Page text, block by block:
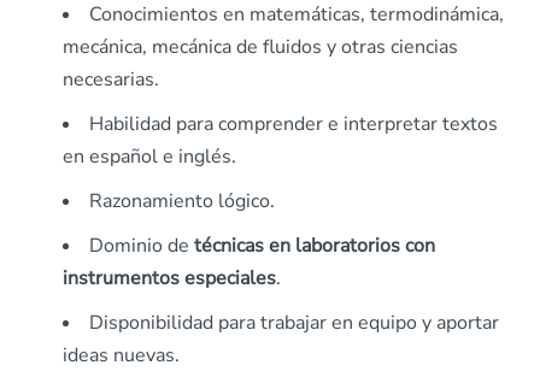
Conocimientos en matemáticas, termodinámica,
mecánica, mecánica de fluidos y otras ciencias
necesarias.
Habilidad para comprender e interpretar textos
en español e inglés.
Razonamiento lógico.
Dominio de técnicas en laboratorios con
instrumentos especiales.
Disponibilidad para trabajar en equipo y aportar
ideas nuevas.